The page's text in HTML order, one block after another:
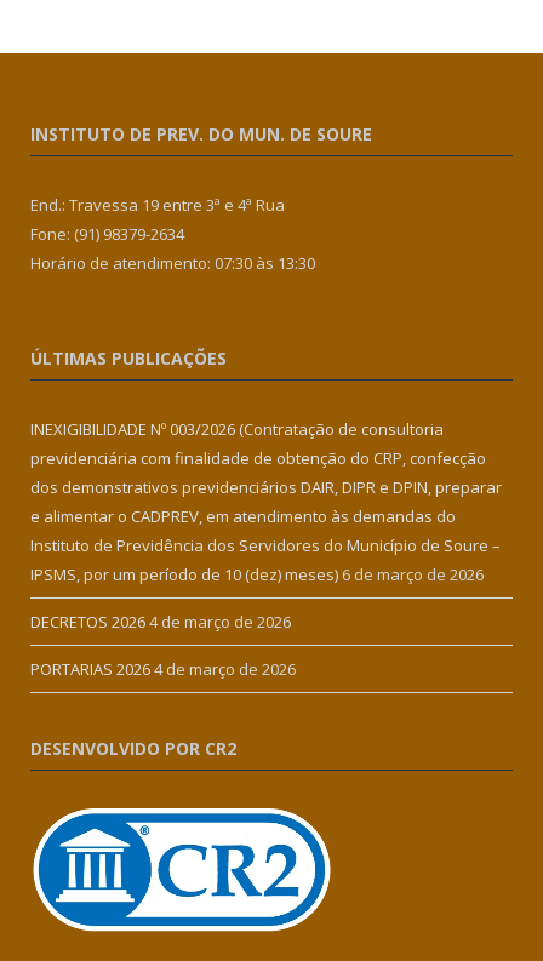
INSTITUTO DE PREV. DO MUN. DE SOURE
End.: Travessa 19 entre 3ª e 4ª Rua
Fone: (91) 98379-2634
Horário de atendimento: 07:30 às 13:30
ÚLTIMAS PUBLICAÇÕES
INEXIGIBILIDADE Nº 003/2026 (Contratação de consultoria
previdenciária com finalidade de obtenção do CRP, confecção
dos demonstrativos previdenciários DAIR, DIPR e DPIN, preparar
e alimentar o CADPREV, em atendimento às demandas do
Instituto de Previdência dos Servidores do Município de Soure –
IPSMS, por um período de 10 (dez) meses) 6 de março de 2026
DECRETOS 20264 de março de 2026
PORTARIAS 20264 de março de 2026
DESENVOLVIDO POR CR2